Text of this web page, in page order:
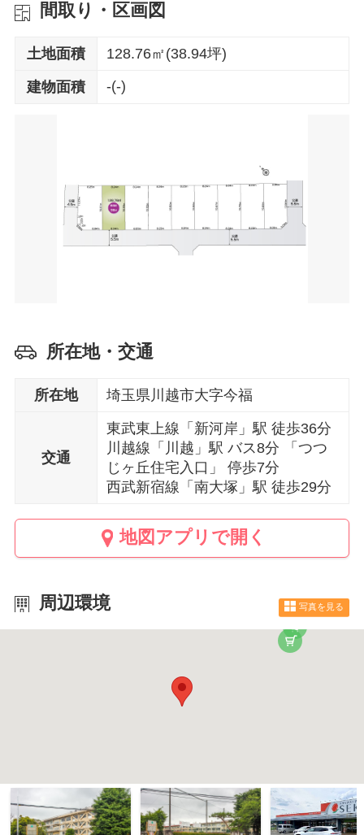
間取り・区画図
土地面積 128.76㎡(38.94坪)
建物面積 -(-)
所在地・交通
所在地 埼玉県川越市大字今福
交通
東武東上線「新河岸」駅 徒歩36分
川越線「川越」駅 バス8分 「つつ
じヶ丘住宅入口」 停歩7分
西武新宿線「南大塚」駅 徒歩29分
地図アプリで開く
周辺環境 写真を見る